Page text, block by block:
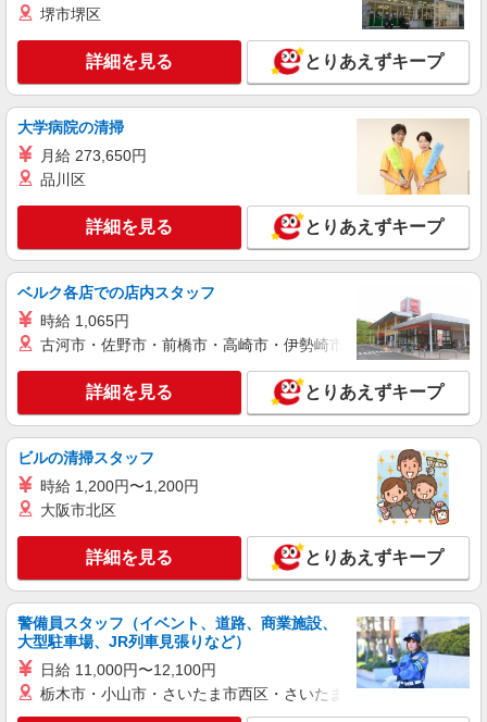
月給21万円＋1分単位の残業手当＋賞与年2回
※上記はあくまで最低支給額です。前職、能力、
年齢などを考慮の上で、金額を決定します。 ※試
用期間3ヶ月あり(期間中の処遇に変更なし) 【モデ
ル年収例】 年収300万円〜330万円／25歳／一般職
350万円
大阪府大阪市中央区城見2-11-61 ツイン21 JYO
タワー7階
キープ 詳細を見る
株式会社パソナ・大阪/OKW6001168383
一般事務/人事労務/データ入力
月給251100円 ★交通費規定に基づき交通費支
給
大阪府大阪市中央区（大阪メトロ四つ橋線肥後
橋駅）
キープ 詳細を見る
株式会社パソナ・大阪/OKW6001124838
一般事務/データ入力/OA事務
月給235500円 ★交通費規定に基づき交通費支
大阪府大阪市中央区（淀屋橋駅）
キープ 詳細を見る
紹介予定派遣
株式会社パソナ・大阪/OKW600117125201
一般事務/総合・フロアー受付/マーケティング
堺市堺区
詳細を見る とりあえずキープ
大学病院の清掃
月給 273,650円
品川区
詳細を見る とりあえずキープ
ベルク各店での店内スタッフ
時給 1,065円
古河市・佐野市・前橋市・高崎市・伊勢崎市・太田市・館林市
詳細を見る とりあえずキープ
ビルの清掃スタッフ
時給 1,200円〜1,200円
大阪市北区
詳細を見る とりあえずキープ
警備員スタッフ（イベント、道路、商業施設、
大型駐車場、JR列車見張りなど）
日給 11,000円〜12,100円
栃木市・小山市・さいたま市西区・さいたま市岩槻区・久喜市・